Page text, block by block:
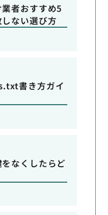
者おすすめ5
ない選び方
書き方ガイ
なくしたらど